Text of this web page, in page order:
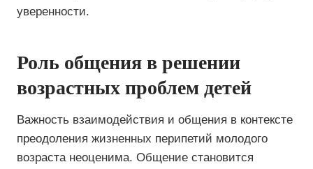
уверенности.
Роль общения в решении
возрастных проблем детей
Важность взаимодействия и общения в контексте
преодоления жизненных перипетий молодого
возраста неоценима. Общение становится